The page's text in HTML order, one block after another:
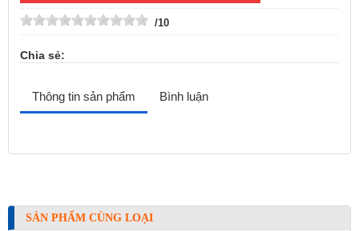
/10
Chia sẻ:
Thông tin sản phẩm Bình luận
SẢN PHẨM CÙNG LOẠI